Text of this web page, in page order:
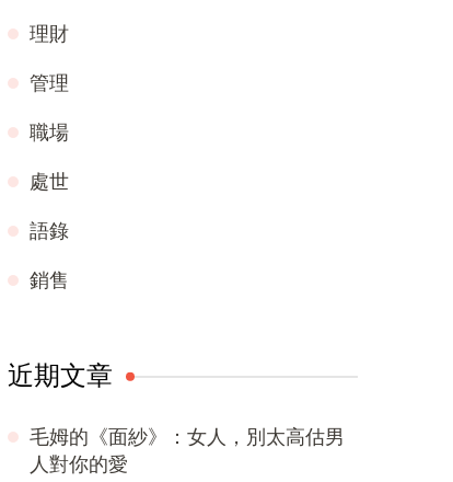
理財
管理
職場
處世
語錄
銷售
近期文章
毛姆的《面紗》：女人，別太高估男
人對你的愛